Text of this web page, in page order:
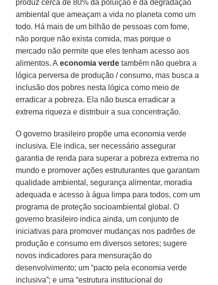
produz cerca de 80% da poluição e da degradação
ambiental que ameaçam a vida no planeta como um
todo. Há mais de um bilhão de pessoas com fome,
não porque não exista comida, mas porque o
mercado não permite que eles tenham acesso aos
alimentos. A economia verde também não quebra a
lógica perversa de produção / consumo, mas busca a
inclusão dos pobres nesta lógica como meio de
erradicar a pobreza. Ela não busca erradicar a
extrema riqueza e distribuir a sua concentração.
O governo brasileiro propõe uma economia verde
inclusiva. Ele indica, ser necessário assegurar
garantia de renda para superar a pobreza extrema no
mundo e promover ações estruturantes que garantam
qualidade ambiental, segurança alimentar, moradia
adequada e acesso à água limpa para todos, com um
programa de proteção socioambiental global. O
governo brasileiro indica ainda, um conjunto de
iniciativas para promover mudanças nos padrões de
produção e consumo em diversos setores; sugere
novos indicadores para mensuração do
desenvolvimento; um “pacto pela economia verde
inclusiva”; e uma “estrutura institucional do